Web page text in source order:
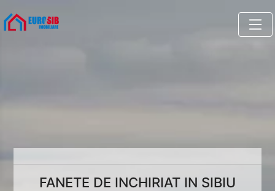
FANETE DE INCHIRIAT IN SIBIU